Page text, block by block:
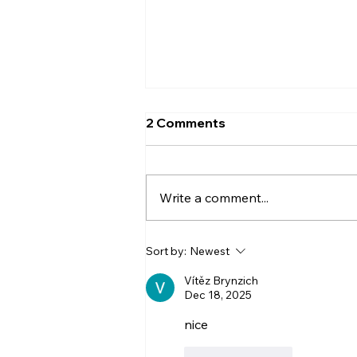
Más impacto. Más
Group.
2 Comments
Write a comment...
Sort by: Newest
Vítěz Brynzich
Dec 18, 2025
nice